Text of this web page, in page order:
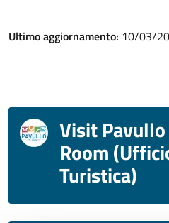
Ultimo aggiornamento: 10/03/
Visit
Room
Turistica)